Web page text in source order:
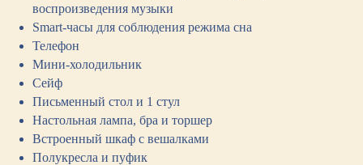
воспроизведения музыки
Smart-часы для соблюдения режима сна
Телефон
Мини-холодильник
Сейф
Письменный стол и 1 стул
Настольная лампа, бра и торшер
Встроенный шкаф с вешалками
Полукресла и пуфик